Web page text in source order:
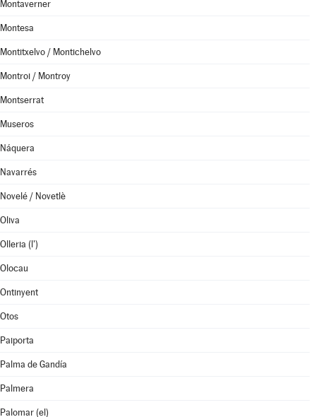
Montaverner
Montesa
Montitxelvo / Montichelvo
Montroi / Montroy
Montserrat
Museros
Náquera
Navarrés
Novelé / Novetlè
Oliva
Olleria (l')
Olocau
Ontinyent
Otos
Paiporta
Palma de Gandía
Palmera
Palomar (el)